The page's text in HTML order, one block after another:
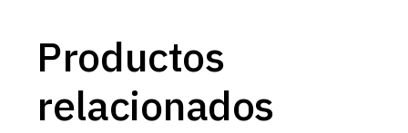
Productos
relacionados